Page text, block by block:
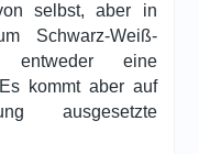
selbst, aber in
Schwarz-Weiß-
entweder eine
kommt aber auf
ausgesetzte